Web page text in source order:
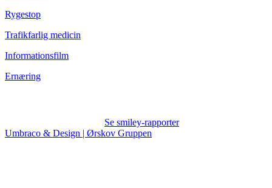
Rygestop
Trafikfarlig medicin
Informationsfilm
Ernæring
Se smiley-rapporter
Umbraco & Design | Ørskov Gruppen